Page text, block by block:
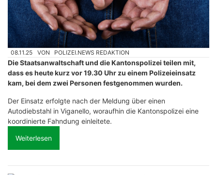
08.11.25 VON POLIZEI.NEWS REDAKTION
Die Staatsanwaltschaft und die Kantonspolizei teilen mit,
dass es heute kurz vor 19.30 Uhr zu einem Polizeieinsatz
kam, bei dem zwei Personen festgenommen wurden.
Der Einsatz erfolgte nach der Meldung über einen
Autodiebstahl in Viganello, woraufhin die Kantonspolizei eine
koordinierte Fahndung einleitete.
Weiterlesen